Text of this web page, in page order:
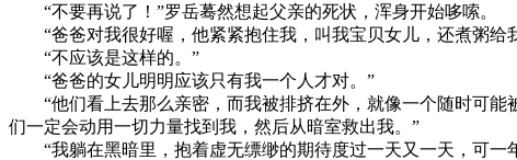
“不要再说了！”罗岳蓦然想起父亲的死状，浑身开始哆嗦。
“爸爸对我很好喔，他紧紧抱住我，叫我宝贝女儿，还煮粥给
“不应该是这样的。”
“爸爸的女儿明明应该只有我一个人才对。”
“他们看上去那么亲密，而我被排挤在外，就像一个随时可能
们一定会动用一切力量找到我，然后从暗室救出我。”
“我躺在黑暗里，抱着虚无缥缈的期待度过一天又一天，可一